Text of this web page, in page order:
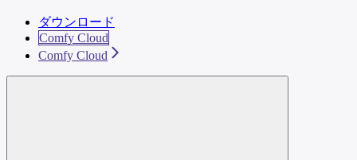
ダウンロード
Comfy Cloud
Comfy Cloud